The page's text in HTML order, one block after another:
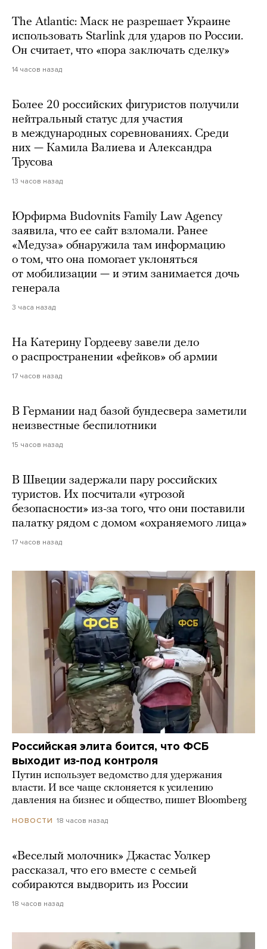
The Atlantic: Маск не разрешает Украине
использовать Starlink для ударов по России.
Он считает, что «пора заключать сделку»
14 часов назад
Более 20 российских фигуристов получили
нейтральный статус для участия
в международных соревнованиях. Среди
них — Камила Валиева и Александра
Трусова
13 часов назад
Юрфирма Budovnits Family Law Agency
заявила, что ее сайт взломали. Ранее
«Медуза» обнаружила там информацию
о том, что она помогает уклоняться
от мобилизации — и этим занимается дочь
генерала
3 часа назад
На Катерину Гордееву завели дело
о распространении «фейков» об армии
17 часов назад
В Германии над базой бундесвера заметили
неизвестные беспилотники
15 часов назад
В Швеции задержали пару российских
туристов. Их посчитали «угрозой
безопасности» из-за того, что они поставили
палатку рядом с домом «охраняемого лица»
17 часов назад
Российская элита боится, что ФСБ
выходит из-под контроля
Путин использует ведомство для удержания
власти. И все чаще склоняется к усилению
давления на бизнес и общество, пишет Bloomberg
НОВОСТИ 18 часов назад
«Веселый молочник» Джастас Уолкер
рассказал, что его вместе с семьей
собираются выдворить из России
18 часов назад